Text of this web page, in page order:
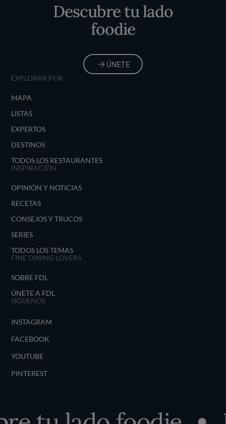
Descubre tu lado
foodie
ÚNETE
EXPLORAR POR
MAPA
LISTAS
EXPERTOS
DESTINOS
TODOS LOS RESTAURANTES
INSPIRACIÓN
OPINIÓN Y NOTICIAS
RECETAS
CONSEJOS Y TRUCOS
SERIES
TODOS LOS TEMAS
FINE DINING LOVERS
SOBRE FDL
ÚNETE A FDL
SÍGUENOS
INSTAGRAM
FACEBOOK
YOUTUBE
PINTEREST